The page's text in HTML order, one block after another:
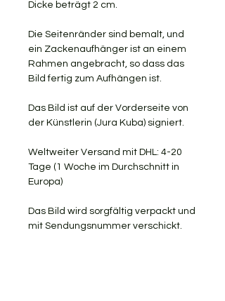
Dicke beträgt 2 cm.
Die Seitenränder sind bemalt, und
ein Zackenaufhänger ist an einem
Rahmen angebracht, so dass das
Bild fertig zum Aufhängen ist.
Das Bild ist auf der Vorderseite von
der Künstlerin (Jura Kuba) signiert.
Weltweiter Versand mit DHL: 4-20
Tage (1 Woche im Durchschnitt in
Europa)
Das Bild wird sorgfältig verpackt und
mit Sendungsnummer verschickt.